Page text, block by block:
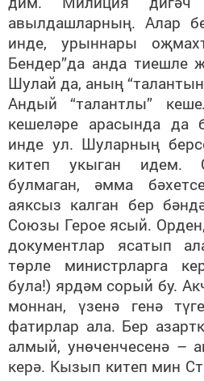
авылдашларның. Алар
инде, урыннары
Бендер”да анда тиешле
Шулай да, аның
Андый “талантлы”
кешеләре арасында да
инде ул. Шуларның
китеп укыган идем.
булмаган, әмма
аяксыз калган бер
Союзы Герое ясый.
документлар ясатып
төрле министрларга
була!) ярдәм сорый бу.
моннан, үзенә генә
фатирлар ала. Бер
алмый, унөченчесенә –
керә. Кызып китеп мин